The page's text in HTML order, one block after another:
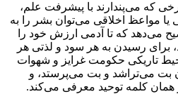
که می‌پندارند با پیشرفت علم،
مواعظ اخلاقی می‌توان بشر را به
می‌دهد که تا آدمی ارزش خود را
برای رسیدن به هر سود و لذتی هر
تاریکی حکومت غرایز و شهوات
بت می‌تراشد و بت می‌پرستد، و
همان کلمه توحید معرفی می‌کند.